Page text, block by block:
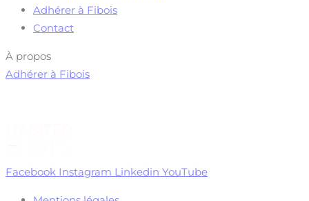
Adhérer à Fibois
Contact
À propos
Adhérer à Fibois
Facebook Instagram Linkedin YouTube